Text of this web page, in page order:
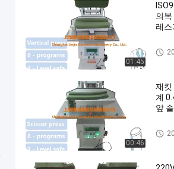
01:45
의복
레스
드레
00:46
재킷
계
앞
드레